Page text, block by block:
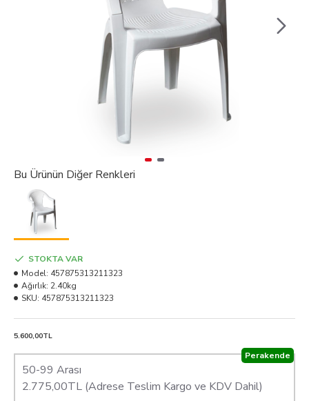
Bu Ürünün Diğer Renkleri
5.600,00TL
50-99 Arası
2.775,00TL (Adrese Teslim Kargo ve KDV Dahil)
Perakende
STOKTA VAR
Model: 457875313211323
Ağırlık: 2.40kg
SKU: 457875313211323